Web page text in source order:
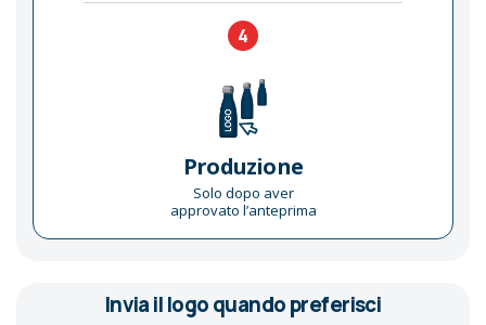
4
Produzione
Solo dopo aver
approvato l’anteprima
Invia il logo quando preferisci